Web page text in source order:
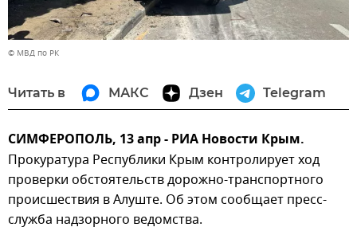
© МВД по РК
Читать в МАКС Дзен Telegram
СИМФЕРОПОЛЬ, 13 апр - РИА Новости Крым.
Прокуратура Республики Крым контролирует ход
проверки обстоятельств дорожно-транспортного
происшествия в Алуште. Об этом сообщает пресс-
служба надзорного ведомства.